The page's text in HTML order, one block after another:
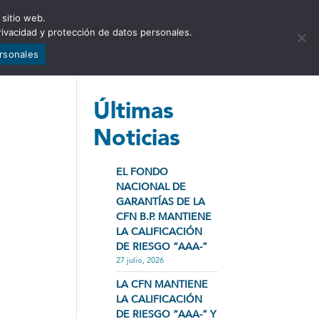
NOTICIAS CONTÁCTENOS
Últimas
Noticias
EL FONDO
NACIONAL DE
GARANTÍAS DE LA
CFN B.P. MANTIENE
LA CALIFICACIÓN
DE RIESGO “AAA-”
27 julio, 2026
LA CFN MANTIENE
LA CALIFICACIÓN
DE RIESGO “AAA-” Y
sitio web.
y protección de datos personales.